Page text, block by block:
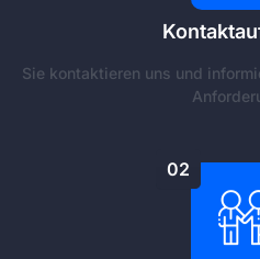
Sie kontaktieren uns und
02